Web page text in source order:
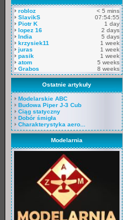
robloz
< 5 mins
SlavikS
07:54:55
Piotr K
1 day
lopez 16
2 days
India
5 days
krzysiek11
1 week
juras
1 week
pasik
1 week
atom
5 weeks
Grabos
8 weeks
Ostatnie artykuły
Modelarskie ABC
Budowa Piper J-3 Cub
Ciąg statyczny
Dobór śmigła
Charakterystyka aero...
Modelarnia